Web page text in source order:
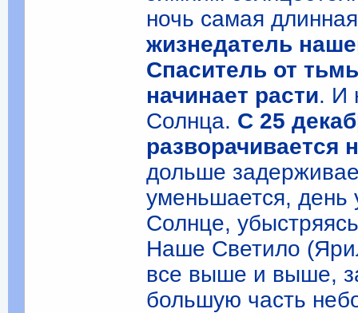
ночь самая
жизнедатель
Спаситель от
начинает расти. И
Солнца. С 25
разворачивается
дольше
уменьшается, день
Солнце,
Наше Светило
все выше и выше,
большую часть